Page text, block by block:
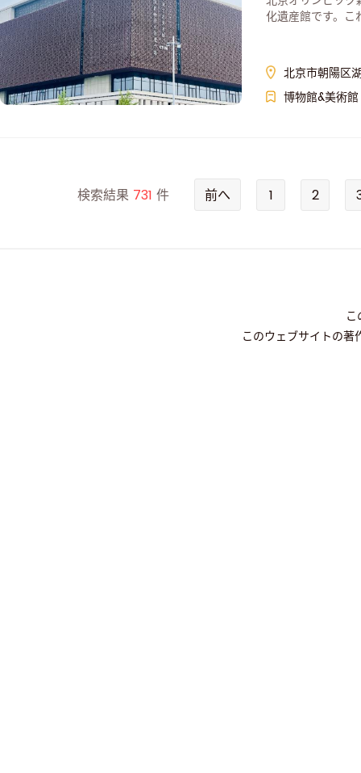
化遺産館です。こ
北京市朝陽区
博物館&美術館
検索結果 731 件 前へ 1 2
このウェブサイトの